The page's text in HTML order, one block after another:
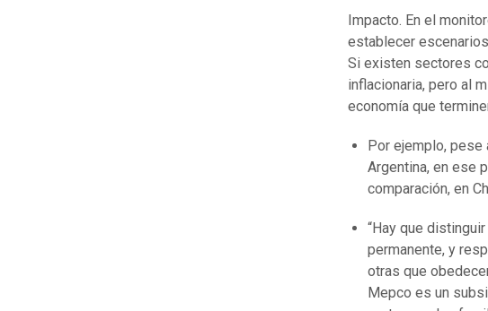
Impacto. En el
establecer
Si existen sectores
inflacionaria, pero al
economía que
Por ejemplo,
Argentina, en ese
comparación, en
“Hay que
permanente, y
otras que
Mepco es un